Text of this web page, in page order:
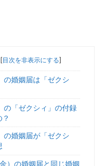
[目次を非表示にする]
の婚姻届は「ゼクシ
の「ゼクシィ」の付録
の婚姻届が「ゼクシ
）の婚姻届と同じ婚姻